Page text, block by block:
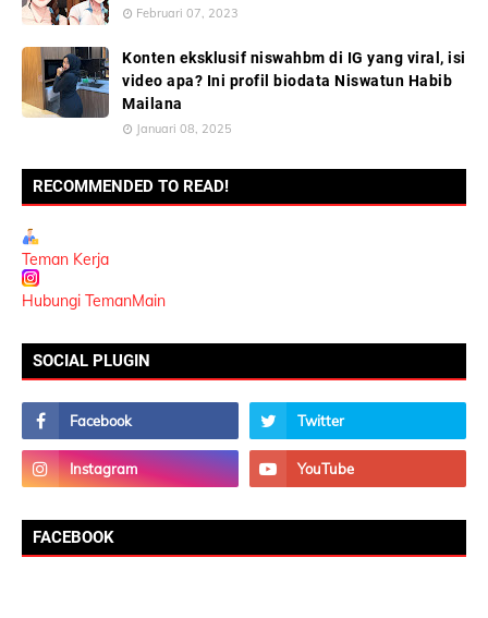
Februari 07, 2023
Konten eksklusif niswahbm di IG yang viral, isi
video apa? Ini profil biodata Niswatun Habib
Mailana
Januari 08, 2025
RECOMMENDED TO READ!
Teman Kerja
Hubungi TemanMain
SOCIAL PLUGIN
FACEBOOK